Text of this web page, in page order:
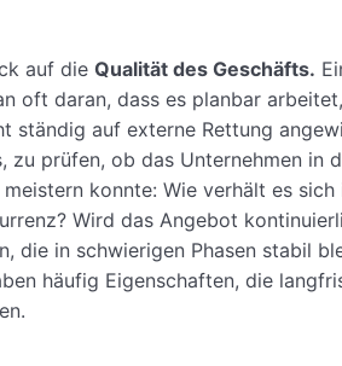
auf die Qualität des Geschäfts.
oft daran, dass es planbar
ständig auf externe Rettung
zu prüfen, ob das Unternehmen in
konnte: Wie verhält es sich
Wird das Angebot
die in schwierigen Phasen stabil
häufig Eigenschaften, die